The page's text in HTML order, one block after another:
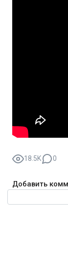
18.5K 0
Добавить